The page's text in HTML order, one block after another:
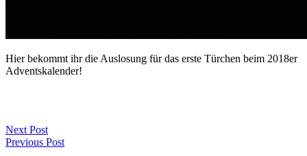
Hier bekommt ihr die Auslosung für das erste Türchen beim 2018er
Adventskalender!
Next Post
Previous Post